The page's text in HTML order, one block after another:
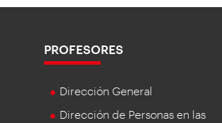
PROFESORES
Dirección General
Dirección de Personas en las